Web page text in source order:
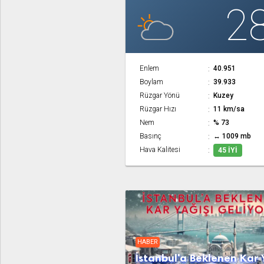
Enlem
40.951
Boylam
39.933
Rüzgar Yönü
Kuzey
Rüzgar Hızı
11 km/sa
Nem
% 73
Basınç
↔ 1009 mb
Hava Kalitesi
45 İYI
HABER
İstanbul'a Beklenen Kar